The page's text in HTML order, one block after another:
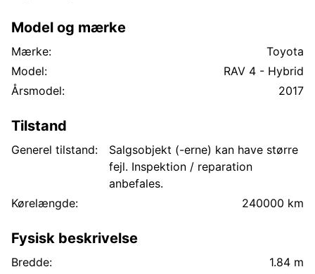
Model og mærke
Mærke:
Toyota
Model:
RAV 4 - Hybrid
Årsmodel:
2017
Tilstand
Generel tilstand:
Salgsobjekt (-erne) kan have større
fejl. Inspektion / reparation
anbefales.
Kørelængde:
240000 km
Fysisk beskrivelse
Bredde:
1.84 m